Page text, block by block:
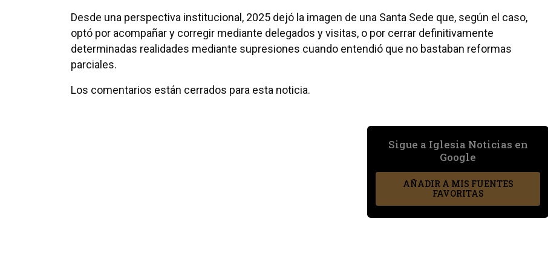
Desde una perspectiva institucional, 2025 dejó la imagen de una Santa Sede que, según el caso,
optó por acompañar y corregir mediante delegados y visitas, o por cerrar definitivamente
determinadas realidades mediante supresiones cuando entendió que no bastaban reformas
parciales.
Los comentarios están cerrados para esta noticia.
Sigue a Iglesia Noticias en
Google
AÑADIR A MIS FUENTES
FAVORITAS